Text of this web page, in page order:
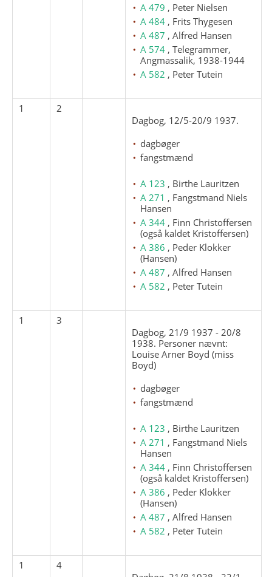
A 479 , Peter Nielsen
A 484 , Frits Thygesen
A 487 , Alfred Hansen
A 574 , Telegrammer,
Angmassalik, 1938-1944
A 582 , Peter Tutein
1
2
Dagbog, 12/5-20/9 1937.
dagbøger
fangstmænd
A 123 , Birthe Lauritzen
A 271 , Fangstmand Niels
Hansen
A 344 , Finn Christoffersen
(også kaldet Kristoffersen)
A 386 , Peder Klokker
(Hansen)
A 487 , Alfred Hansen
A 582 , Peter Tutein
1
3
Dagbog, 21/9 1937 - 20/8
1938. Personer nævnt:
Louise Arner Boyd (miss
Boyd)
dagbøger
fangstmænd
A 123 , Birthe Lauritzen
A 271 , Fangstmand Niels
Hansen
A 344 , Finn Christoffersen
(også kaldet Kristoffersen)
A 386 , Peder Klokker
(Hansen)
A 487 , Alfred Hansen
A 582 , Peter Tutein
1
4